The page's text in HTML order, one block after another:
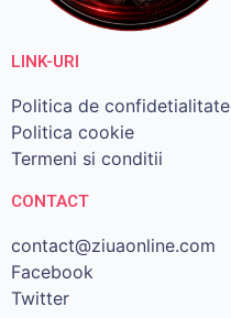
LINK-URI
Politica de confidetialitate
Politica cookie
Termeni si conditii
CONTACT
contact@ziuaonline.com
Facebook
Twitter